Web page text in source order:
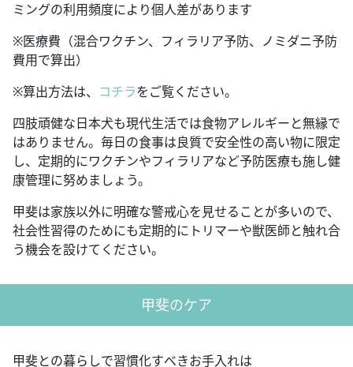
ミングの利用頻度により個人差があります
※医療費（混合ワクチン、フィラリア予防、ノミダニ予防
費用で算出）
※算出方法は、 コチラをご覧ください。
四肢頑健な日本犬も現代生活では食物アレルギーと無縁で
はありません。毎日の食事は良質で安全性の高い物に限定
し、定期的にワクチンやフィラリアなど予防医療も施し健
康管理に努めましょう。
甲斐は家族以外に明確な警戒心を見せることが多いので、
社会性習得のためにも定期的にトリマーや獣医師と触れ合
う機会を設けてください。
甲斐のケア
甲斐との暮らしで習慣化すべきお手入れは